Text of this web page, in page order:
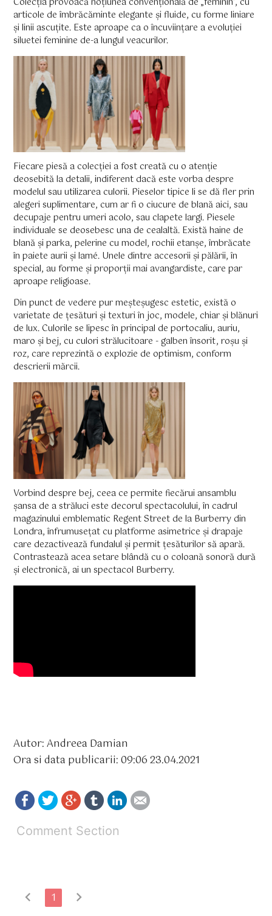
articole de îmbrăcăminte elegante și fluide, cu forme liniare
și linii ascuțite. Este aproape ca o încuviințare a evoluției
siluetei feminine de-a lungul veacurilor.
Fiecare piesă a colecției a fost creată cu o atenție
deosebită la detalii, indiferent dacă este vorba despre
modelul sau utilizarea culorii. Pieselor tipice li se dă fler prin
alegeri suplimentare, cum ar fi o ciucure de blană aici, sau
decupaje pentru umeri acolo, sau clapete largi. Piesele
individuale se deosebesc una de cealaltă. Există haine de
blană și parka, pelerine cu model, rochii etanșe, îmbrăcate
în paiete aurii și lamé. Unele dintre accesorii și pălării, în
special, au forme și proporții mai avangardiste, care par
aproape religioase.
Din punct de vedere pur meșteșugesc estetic, există o
varietate de țesături și texturi în joc, modele, chiar și blănuri
de lux. Culorile se lipesc în principal de portocaliu, auriu,
maro și bej, cu culori strălucitoare - galben însorit, roșu și
roz, care reprezintă o explozie de optimism, conform
descrierii mărcii.
Vorbind despre bej, ceea ce permite fiecărui ansamblu
șansa de a străluci este decorul spectacolului, în cadrul
magazinului emblematic Regent Street de la Burberry din
Londra, înfrumusețat cu platforme asimetrice și drapaje
care dezactivează fundalul și permit țesăturilor să apară.
Contrastează acea setare blândă cu o coloană sonoră dură
și electronică, ai un spectacol Burberry.
Autor: Andreea Damian
Ora si data publicarii: 09:06 23.04.2021
Comment Section
chevron_left 1 chevron_right